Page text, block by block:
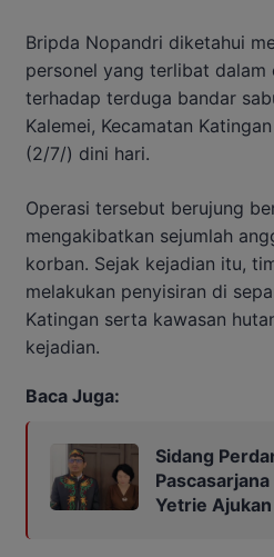
Bripda Nopandri diketahui
personel yang terlibat dalam
terhadap terduga bandar
Kalemei, Kecamatan
(2/7/) dini hari.
Operasi tersebut berujung
mengakibatkan sejumlah
korban. Sejak kejadian itu,
melakukan penyisiran di
Katingan serta kawasan
kejadian.
Baca Juga:
Sidang
Pascasarjana
Yetrie